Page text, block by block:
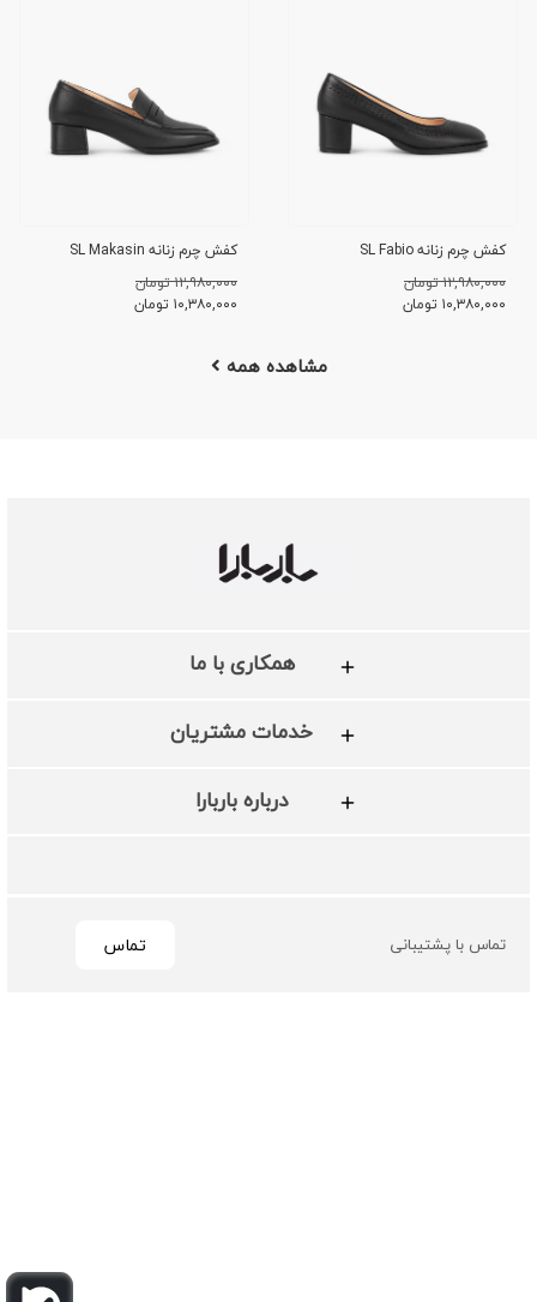
کفش چرم زنانه SL Fabio
۱۲,۹۸۰,۰۰۰ تومان
۱۰,۳۸۰,۰۰۰ تومان
کفش چرم زنانه SL Makasin
۱۲,۹۸۰,۰۰۰ تومان
۱۰,۳۸۰,۰۰۰ تومان
مشاهده همه
همکاری با ما
خدمات مشتریان
درباره باربارا
تماس با پشتیبانی تماس